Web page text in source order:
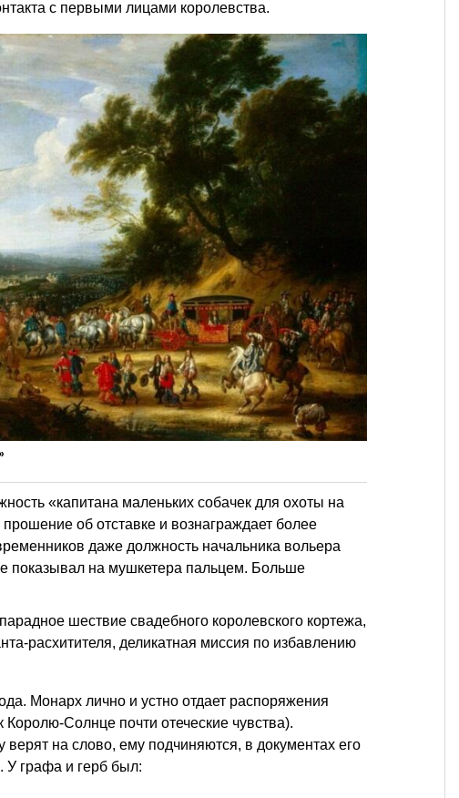
с первыми лицами королевства.
«капитана маленьких собачек для охоты на
прошение об отставке и вознаграждает более
даже должность начальника вольера
показывал на мушкетера пальцем. Больше
шествие свадебного королевского кортежа,
расхитителя, деликатная миссия по избавлению
Монарх лично и устно отдает распоряжения
Солнце почти отеческие чувства).
на слово, ему подчиняются, в документах его
У графа и герб был: